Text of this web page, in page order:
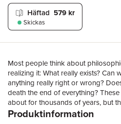
Häftad 579 kr
Skickas
Most people think about
realizing it: What really exists? Can
anything really right or wrong?
death the end of everything?
about for thousands of years, but
comes directly from the world and
Produktinformation